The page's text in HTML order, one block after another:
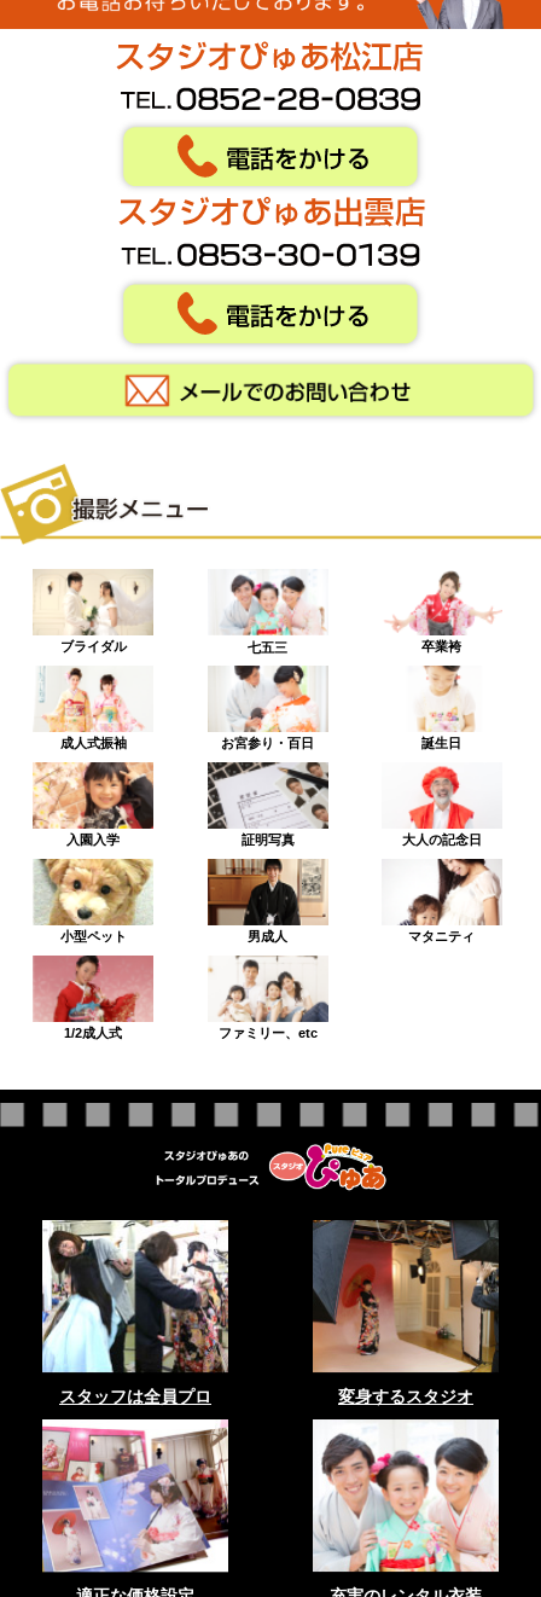
ブライダル 七五三 卒業袴
成人式振袖 お宮参り・百日 誕生日
入園入学 証明写真 大人の記念日
小型ペット 男成人 マタニティ
1/2成人式 ファミリー、etc
スタッフは全員プロ 変身するスタジオ